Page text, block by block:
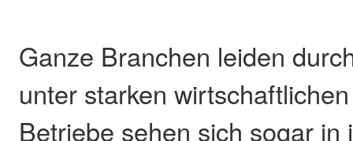
Ganze Branchen leiden
unter starken
Betriebe sehen sich sogar in